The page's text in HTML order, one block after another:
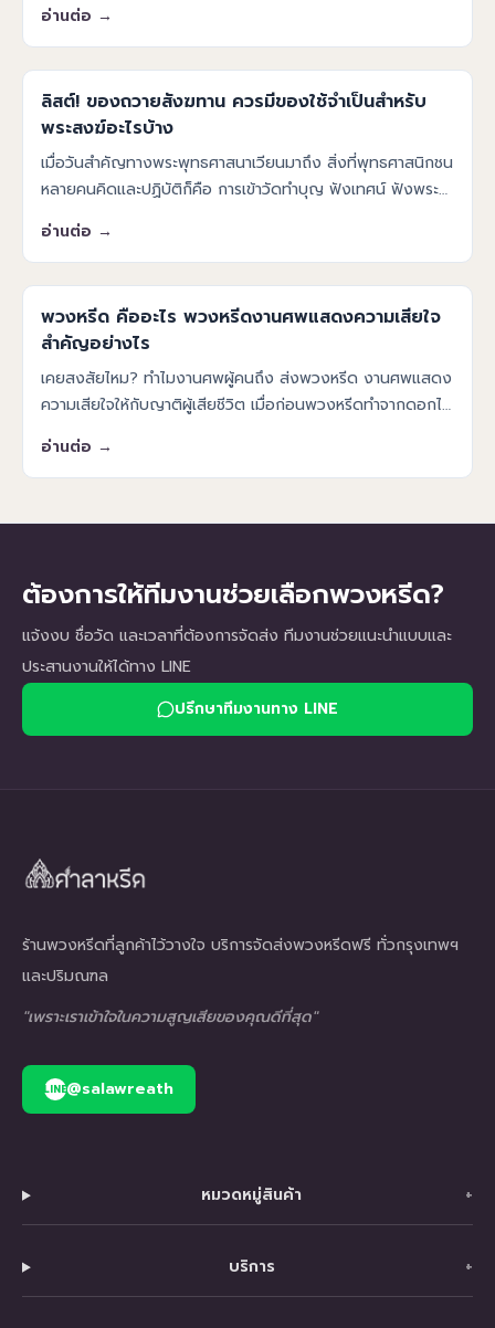
กิจกรรมของแต
อ่านต่อ →
ลิสต์! ของถวายสังฆทาน ควรมีของใช้จำเป็นสำหรับ
พระสงฆ์อะไรบ้าง
เมื่อวันสำคัญทางพระพุทธศาสนาเวียนมาถึง สิ่งที่พุทธศาสนิกชน
หลายคนคิดและปฏิบัติก็คือ การเข้าวัดทำบุญ ฟังเทศน์ ฟังพระ
สังฆทาน เป็นต้น ส่ว
อ่านต่อ →
พวงหรีด คืออะไร พวงหรีดงานศพแสดงความเสียใจ
สำคัญอย่างไร
เคยสงสัยไหม? ทำไมงานศพผู้คนถึง ส่งพวงหรีด งานศพแสดง
ความเสียใจให้กับญาติผู้เสียชีวิต เมื่อก่อนพวงหรีดทำจากดอกไม้
ออกแบบพวงหรีดม
อ่านต่อ →
ต้องการให้ทีมงานช่วยเลือกพวงหรีด?
แจ้งงบ ชื่อวัด และเวลาที่ต้องการจัดส่ง ทีมงานช่วยแนะนำแบบและ
ประสานงานให้ได้ทาง LINE
ปรึกษาทีมงานทาง LINE
ร้านพวงหรีดที่ลูกค้าไว้วางใจ บริการจัดส่งพวงหรีดฟรี ทั่วกรุงเทพฯ
และปริมณฑล
"เพราะเราเข้าใจในความสูญเสียของคุณดีที่สุด"
LINE@salawreath
หมวดหมู่สินค้า +
บริการ +